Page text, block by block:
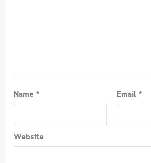
Name * Email *
Website